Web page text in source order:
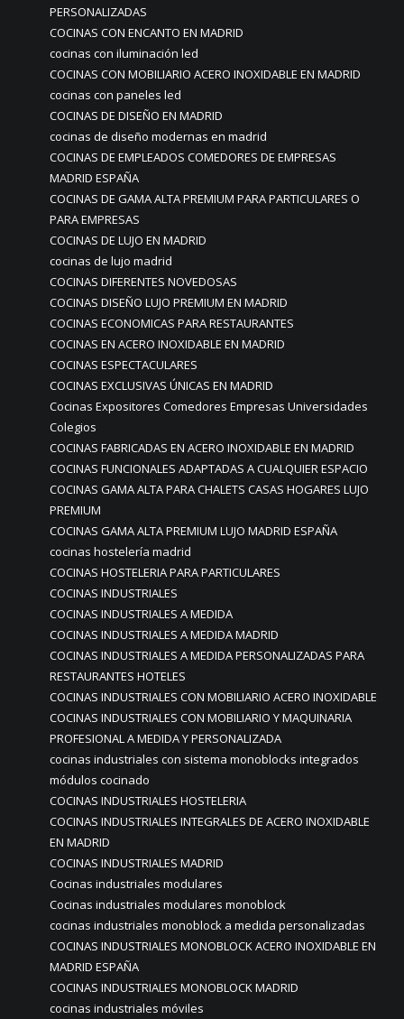
PERSONALIZADAS
COCINAS CON ENCANTO EN MADRID
cocinas con iluminación led
COCINAS CON MOBILIARIO ACERO INOXIDABLE EN MADRID
cocinas con paneles led
COCINAS DE DISEÑO EN MADRID
cocinas de diseño modernas en madrid
COCINAS DE EMPLEADOS COMEDORES DE EMPRESAS
MADRID ESPAÑA
COCINAS DE GAMA ALTA PREMIUM PARA PARTICULARES O
PARA EMPRESAS
COCINAS DE LUJO EN MADRID
cocinas de lujo madrid
COCINAS DIFERENTES NOVEDOSAS
COCINAS DISEÑO LUJO PREMIUM EN MADRID
COCINAS ECONOMICAS PARA RESTAURANTES
COCINAS EN ACERO INOXIDABLE EN MADRID
COCINAS ESPECTACULARES
COCINAS EXCLUSIVAS ÚNICAS EN MADRID
Cocinas Expositores Comedores Empresas Universidades
Colegios
COCINAS FABRICADAS EN ACERO INOXIDABLE EN MADRID
COCINAS FUNCIONALES ADAPTADAS A CUALQUIER ESPACIO
COCINAS GAMA ALTA PARA CHALETS CASAS HOGARES LUJO
PREMIUM
COCINAS GAMA ALTA PREMIUM LUJO MADRID ESPAÑA
cocinas hostelería madrid
COCINAS HOSTELERIA PARA PARTICULARES
COCINAS INDUSTRIALES
COCINAS INDUSTRIALES A MEDIDA
COCINAS INDUSTRIALES A MEDIDA MADRID
COCINAS INDUSTRIALES A MEDIDA PERSONALIZADAS PARA
RESTAURANTES HOTELES
COCINAS INDUSTRIALES CON MOBILIARIO ACERO INOXIDABLE
COCINAS INDUSTRIALES CON MOBILIARIO Y MAQUINARIA
PROFESIONAL A MEDIDA Y PERSONALIZADA
cocinas industriales con sistema monoblocks integrados
módulos cocinado
COCINAS INDUSTRIALES HOSTELERIA
COCINAS INDUSTRIALES INTEGRALES DE ACERO INOXIDABLE
EN MADRID
COCINAS INDUSTRIALES MADRID
Cocinas industriales modulares
Cocinas industriales modulares monoblock
cocinas industriales monoblock a medida personalizadas
COCINAS INDUSTRIALES MONOBLOCK ACERO INOXIDABLE EN
MADRID ESPAÑA
COCINAS INDUSTRIALES MONOBLOCK MADRID
cocinas industriales móviles